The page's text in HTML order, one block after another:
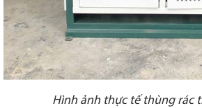
Hình ảnh thực tế thùng rác